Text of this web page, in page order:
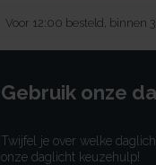
Voor 12:00 besteld, binnen
Gebruik onze
Twijfel je over welke
onze daglicht keuzehulp!